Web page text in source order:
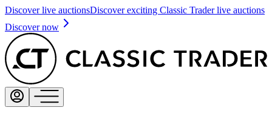
Discover live auctionsDiscover exciting Classic Trader live auctions
Discover now